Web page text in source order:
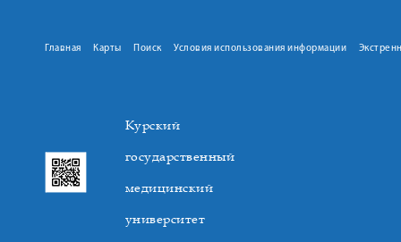
Главная Карты Поиск Условия использования информации
Курский
государственный
медицинский
университет